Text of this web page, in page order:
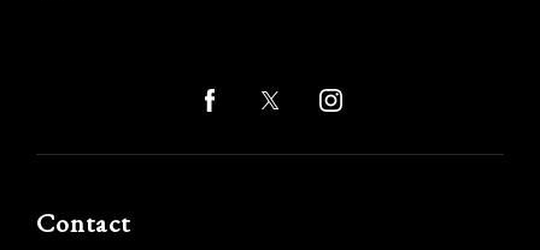
Contact